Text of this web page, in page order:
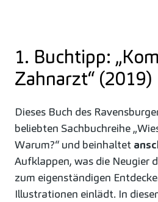
1. Buchtipp:
Zahnarzt“ (2019)
Dieses Buch des
beliebten Sachbuchreihe
Warum?“ und beinhaltet
Aufklappen, was die Neugier
zum eigenständigen
Illustrationen einlädt. In